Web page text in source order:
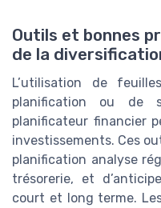
Outils et bonnes
de la
L’utilisation de
planification ou de
planificateur financier
investissements. Ces
planification analyse
trésorerie, et
court et long terme.